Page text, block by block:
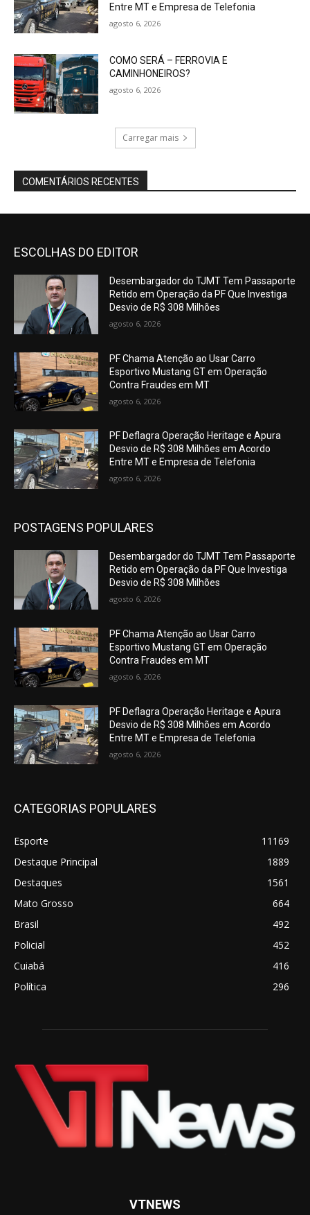
Entre MT e Empresa de Telefonia
agosto 6, 2026
COMO SERÁ – FERROVIA E
CAMINHONEIROS?
agosto 6, 2026
Carregar mais
COMENTÁRIOS RECENTES
ESCOLHAS DO EDITOR
Desembargador do TJMT Tem Passaporte
Retido em Operação da PF Que Investiga
Desvio de R$ 308 Milhões
agosto 6, 2026
PF Chama Atenção ao Usar Carro
Esportivo Mustang GT em Operação
Contra Fraudes em MT
agosto 6, 2026
PF Deflagra Operação Heritage e Apura
Desvio de R$ 308 Milhões em Acordo
Entre MT e Empresa de Telefonia
agosto 6, 2026
POSTAGENS POPULARES
Desembargador do TJMT Tem Passaporte
Retido em Operação da PF Que Investiga
Desvio de R$ 308 Milhões
agosto 6, 2026
PF Chama Atenção ao Usar Carro
Esportivo Mustang GT em Operação
Contra Fraudes em MT
agosto 6, 2026
PF Deflagra Operação Heritage e Apura
Desvio de R$ 308 Milhões em Acordo
Entre MT e Empresa de Telefonia
agosto 6, 2026
CATEGORIAS POPULARES
Esporte
11169
Destaque Principal
1889
Destaques
1561
Mato Grosso
664
Brasil
492
Policial
452
Cuiabá
416
Política
296
VTNEWS